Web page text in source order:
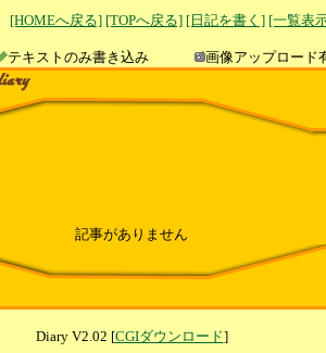
[HOMEへ戻る] [TOPへ戻る] [日記を書く] [一覧表
テキストのみ書き込み
画像アップロード
記事がありません
Diary V2.02 [CGIダウンロード]